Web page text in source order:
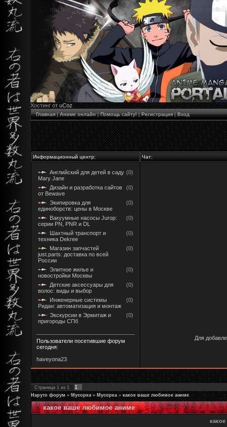
Хостинг отuCoz
Главная|Аниме онлайн|Помощь сайту!|Регистрация|Вход
Информационный центр: Чат:
Английский для детей в саду
Mary Jane
(0)
Дизайн и разработка сайтов
от Bewave
(0)
Экипировка для
единоборств: цены в Москве
(0)
Вакуумные насосы Jurop:
серии PN, PNR и DL
(0)
Шахтный транспорт и
техника Dekree
(0)
Магазин запчастей
just.parts: доставка по всей
России
(0)
Элитное жилье и
новостройки Москвы
(0)
Детские аксессуары для
волос: виды и выбор
(0)
Инженерные системы
Ридан: автоматизация и монтаж
(0)
Экскурсии в Эрмитаж и
пригороды СПб
(0)
Пользователи посетившие форум
сегодня:
haveyona23
Для
Страница 1 из 1 1
Наруто форум » Мусорка » Мусорка » какое ваше любимое аниме
какое ваше любимое аниме